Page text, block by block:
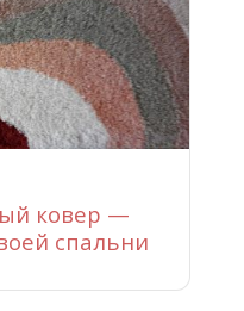
ковер —
спальни